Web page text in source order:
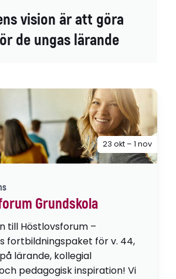
vision är att göra
de ungas lärande
Grundskola
till Höstlovsforum –
fortbildningspaket för v. 44,
lärande, kollegial
pedagogisk inspiration! Vi
23 okt – 1 nov